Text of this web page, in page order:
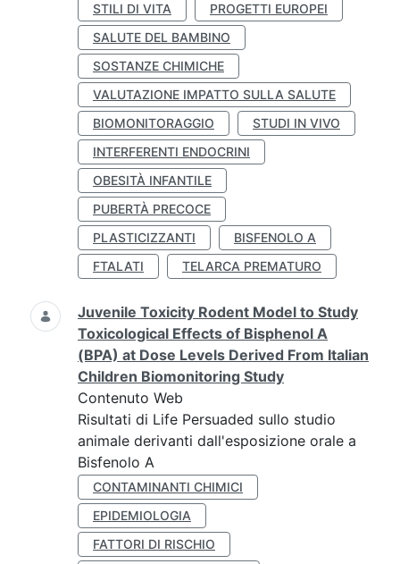
STILI DI VITA
PROGETTI EUROPEI
SALUTE DEL BAMBINO
SOSTANZE CHIMICHE
VALUTAZIONE IMPATTO SULLA SALUTE
BIOMONITORAGGIO
STUDI IN VIVO
INTERFERENTI ENDOCRINI
OBESITÀ INFANTILE
PUBERTÀ PRECOCE
PLASTICIZZANTI
BISFENOLO A
FTALATI
TELARCA PREMATURO
Juvenile Toxicity Rodent Model to Study
Toxicological Effects of Bisphenol A
(BPA) at Dose Levels Derived From Italian
Children Biomonitoring Study
Contenuto Web
Risultati di Life Persuaded sullo studio
animale derivanti dall'esposizione orale a
Bisfenolo A
CONTAMINANTI CHIMICI
EPIDEMIOLOGIA
FATTORI DI RISCHIO